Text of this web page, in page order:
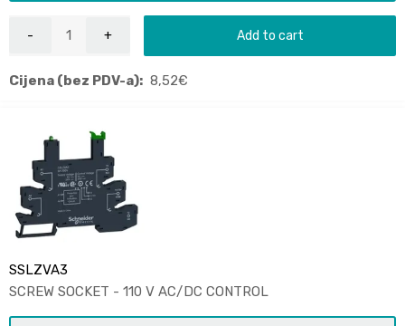
Add to cart
Cijena (bez PDV-a): 8,52€
SSLZVA3
SCREW SOCKET - 110 V AC/DC CONTROL